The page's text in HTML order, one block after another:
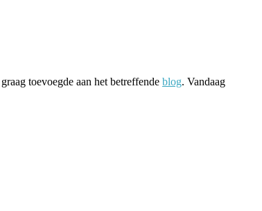
toevoegde aan het betreffende blog. Vandaag